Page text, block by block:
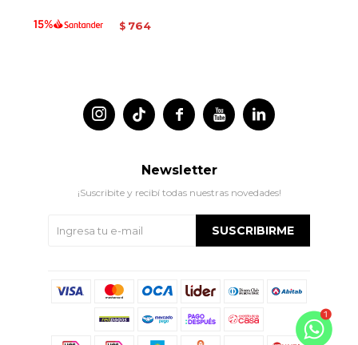
$ 764
 
 
Newsletter
¡Suscribite y recibí todas nuestras novedades!
SUSCRIBIRME